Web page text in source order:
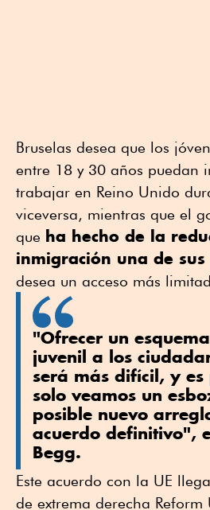
Bruselas desea que los
entre 18 y 30 años puedan
trabajar en Reino Unido
viceversa, mientras que el
que ha hecho de la
inmigración una de
desea un acceso más
"Ofrecer un
juvenil a los
será más difícil, y
solo veamos un
posible nuevo
acuerdo definitivo",
Begg.
Este acuerdo con la UE
de extrema derecha Reform